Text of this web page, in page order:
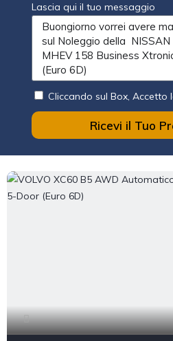
Lascia qui il tuo messaggio
Cliccando sul Box, Accetto
Ricevi il Tuo